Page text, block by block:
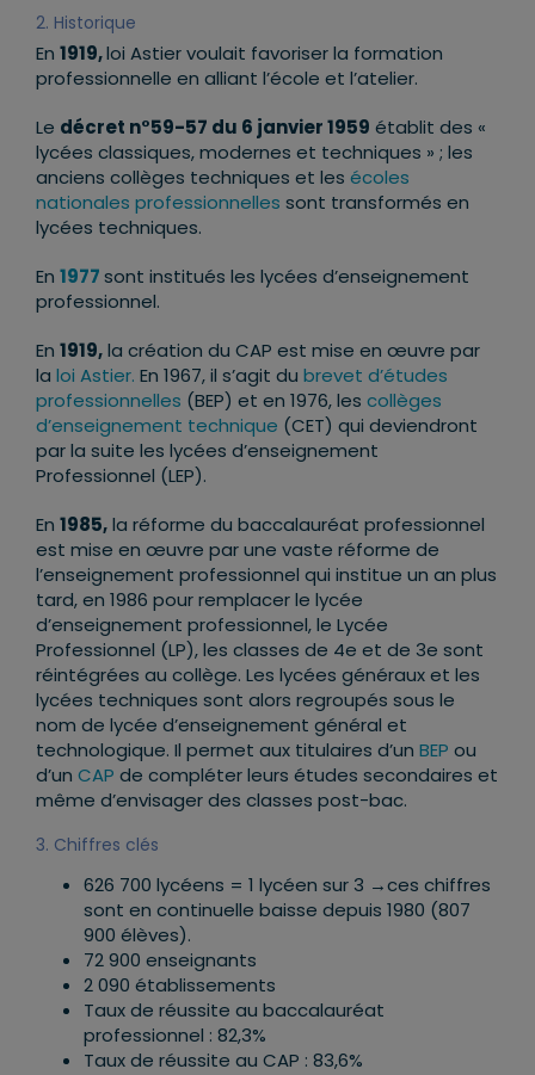
2. Historique
En 1919,loi Astier voulait favoriser la formation
professionnelle en alliant l’école et l’atelier.
Le décret n°59-57 du 6 janvier 1959 établit des «
lycées classiques, modernes et techniques » ; les
anciens collèges techniques et les écoles
nationales professionnelles sont transformés en
lycées techniques.
En 1977sont institués les lycées d’enseignement
professionnel.
En 1919,la création du CAP est mise en œuvre par
la loi Astier. En 1967, il s’agit du brevet d’études
professionnelles (BEP) et en 1976, les collèges
d’enseignement technique (CET) qui deviendront
par la suite les lycées d’enseignement
Professionnel (LEP).
En 1985,la réforme du baccalauréat professionnel
est mise en œuvre par une vaste réforme de
l’enseignement professionnel qui institue un an plus
tard, en 1986 pour remplacer le lycée
d’enseignement professionnel, le Lycée
Professionnel (LP), les classes de 4e et de 3e sont
réintégrées au collège. Les lycées généraux et les
lycées techniques sont alors regroupés sous le
nom de lycée d’enseignement général et
technologique. Il permet aux titulaires d’un BEP ou
d’un CAP de compléter leurs études secondaires et
même d’envisager des classes post-bac.
3. Chiffres clés
626 700 lycéens = 1 lycéen sur 3 →ces chiffres
sont en continuelle baisse depuis 1980 (807
900 élèves).
72 900 enseignants
2 090 établissements
Taux de réussite au baccalauréat
professionnel : 82,3%
Taux de réussite au CAP : 83,6%